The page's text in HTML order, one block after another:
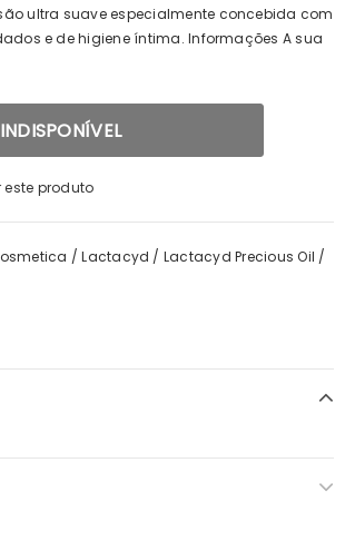
ultra suave especialmente concebida com
e de higiene íntima. Informações A sua
este produto
/ Lactacyd / Lactacyd Precious Oil /